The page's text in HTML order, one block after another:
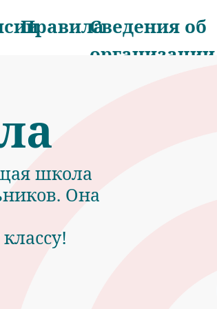
ПравилаСведения об
организации
школа
Она